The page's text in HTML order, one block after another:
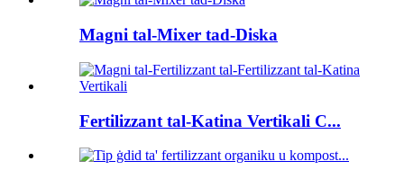
Magni tal-Mixer tad-Diska
Fertilizzant tal-Katina Vertikali C...